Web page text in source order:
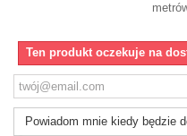
Ten produkt oczekuje na
Powiadom mnie kiedy będzie